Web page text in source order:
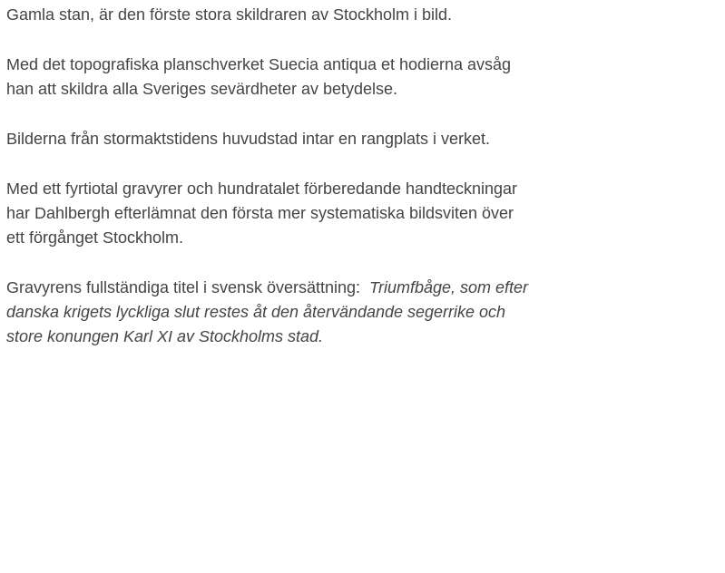
Gamla stan, är den förste stora skildraren av Stockholm i bild.
Med det topografiska planschverket Suecia antiqua et hodierna avsåg
han att skildra alla Sveriges sevärdheter av betydelse.
Bilderna från stormaktstidens huvudstad intar en rangplats i verket.
Med ett fyrtiotal gravyrer och hundratalet förberedande handteckningar
har Dahlbergh efterlämnat den första mer systematiska bildsviten över
ett förgånget Stockholm.
Gravyrens fullständiga titel i svensk översättning: Triumfbåge, som efter
danska krigets lyckliga slut restes åt den återvändande segerrike och
store konungen Karl XI av Stockholms stad.